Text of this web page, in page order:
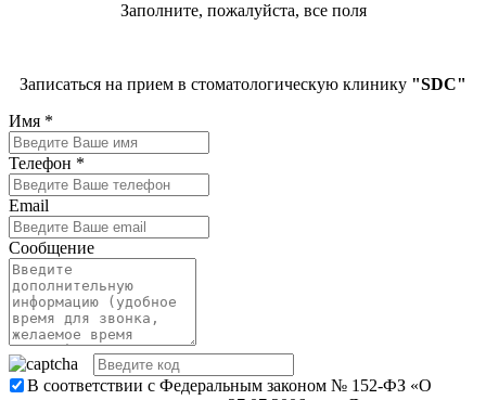
Заполните, пожалуйста, все поля
Записаться на прием в стоматологическую клинику "SDC"
Имя *
Телефон *
Email
Сообщение
В соответствии с Федеральным законом № 152-ФЗ «О